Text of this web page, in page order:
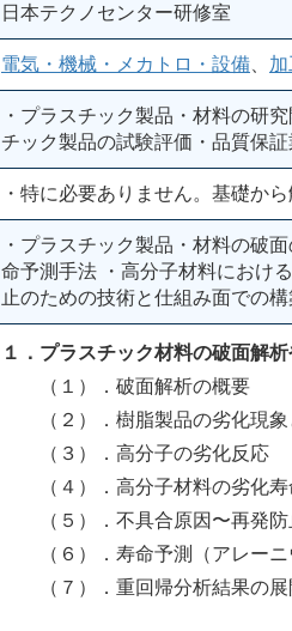
日本テクノセンター研修室
電気・機械・メカトロ・設備
・プラスチック製品・材料の研
チック製品の試験評価・品質保
・特に必要ありません。基礎か
・プラスチック製品・材料の破
命予測手法 ・高分子材料におけ
止のための技術と仕組み面での
１．プラスチック材料の破面解
（１）．破面解析の概要
（２）．樹脂製品の劣化現象
（３）．高分子の劣化反応
（４）．高分子材料の劣化寿
（５）．不具合原因〜再発防
（６）．寿命予測（アレーニ
（７）．重回帰分析結果の展